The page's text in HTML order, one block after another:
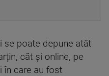
se poate depune atât
cât și online, pe
în care au fost